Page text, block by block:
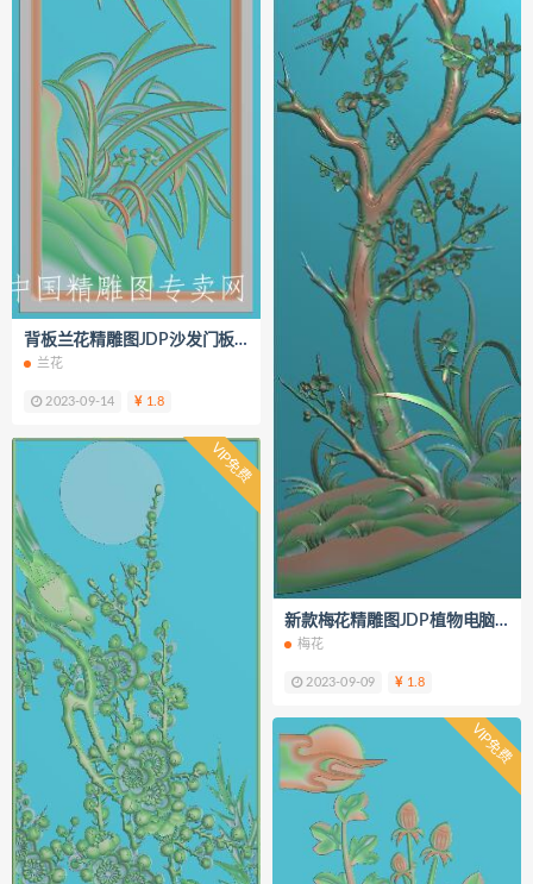
背板兰花精雕图JDP沙发门板浮雕图K228
兰花
2023-09-14 1.8
VIP免费
新款梅花精雕图JDP植物电脑雕刻
梅花
2023-09-09 1.8
VIP免费